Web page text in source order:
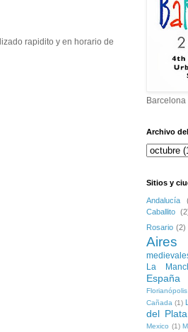
rapidito y en horario de
Barcelona
Archivo
Sitios y
Andalucía
Caballito
Rosario (2)
Aires
La
España
Florianópolis
Cañada (1)
del Plata
Mexico (1)